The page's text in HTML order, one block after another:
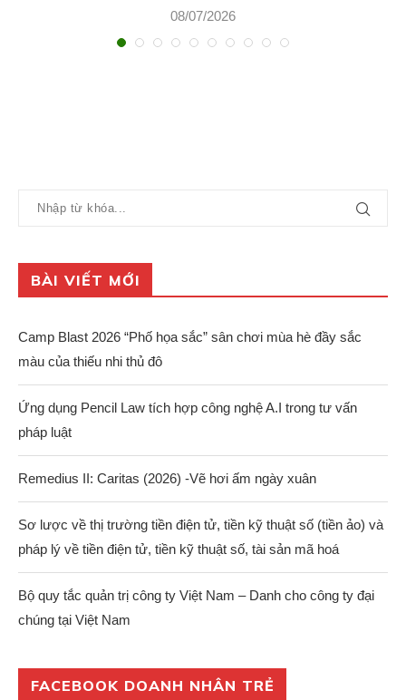
08/07/2026
BÀI VIẾT MỚI
Camp Blast 2026 “Phố họa sắc” sân chơi mùa hè đầy sắc
màu của thiếu nhi thủ đô
Ứng dụng Pencil Law tích hợp công nghệ A.I trong tư vấn
pháp luật
Remedius II: Caritas (2026) -Vẽ hơi ấm ngày xuân
Sơ lược về thị trường tiền điện tử, tiền kỹ thuật số (tiền ảo) và
pháp lý về tiền điện tử, tiền kỹ thuật số, tài sản mã hoá
Bộ quy tắc quản trị công ty Việt Nam – Danh cho công ty đại
chúng tại Việt Nam
FACEBOOK DOANH NHÂN TRẺ